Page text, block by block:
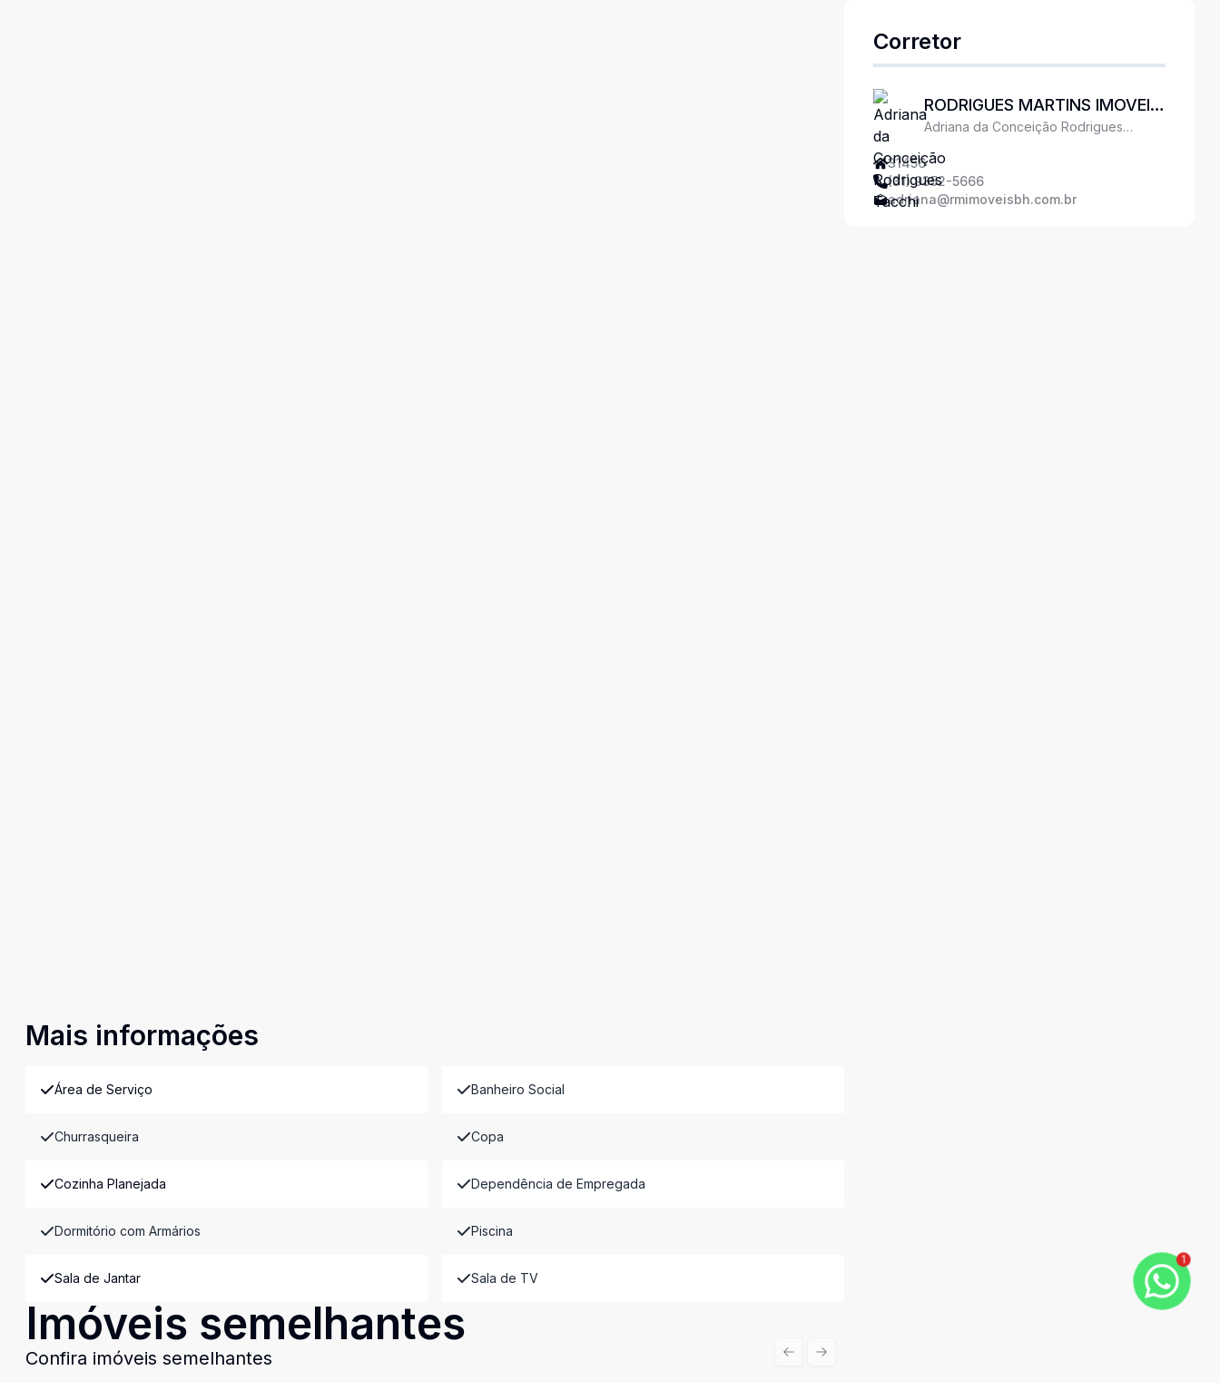
Mais informações
Área de Serviço Banheiro Social
Churrasqueira Copa
Cozinha Planejada Dependência de Empregada
Dormitório com Armários Piscina
Sala de Jantar Sala de TV
Imóveis semelhantes
Confira imóveis semelhantes Previous slide
Next slide
Corretor
RODRIGUES MARTINS IMOVEIS
LTDA
Adriana da Conceição Rodrigues
31456
(31) 9352-5666
adriana@rmimoveisbh.com.br
1